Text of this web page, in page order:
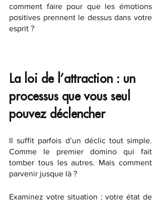
comment faire pour que les émotions
positives prennent le dessus dans votre
esprit ?
La loi de l’attraction : un
processus que vous seul
pouvez déclencher
Il suffit parfois d’un déclic tout simple.
Comme le premier domino qui fait
tomber tous les autres. Mais comment
parvenir jusque là ?
Examinez votre situation : votre état de